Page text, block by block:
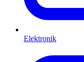
Elektronik